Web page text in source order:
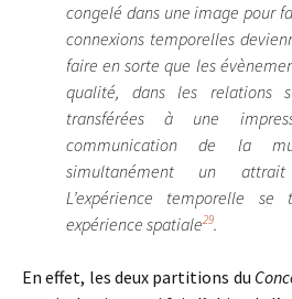
congelé dans une image pour
connexions temporelles
faire en sorte que les
qualité, dans les relations
transférées à une
communication de la
simultanément un
L’expérience temporelle se
expérience spatiale29.
En effet, les deux partitions du